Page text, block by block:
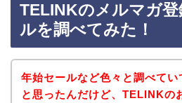
TELINKのメルマガ
ルを調べてみた！
年始セールなど色々と調べてい
と思ったんだけど、TELINKの